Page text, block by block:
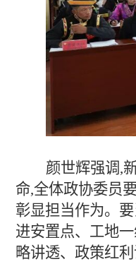
颜世辉强调,
命,全体政协委员
彰显担当作为。
进安置点、工地
略讲透、政策红